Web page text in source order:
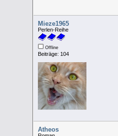
Mieze1965
Perlen-Reihe
Offline
Beiträge: 104
Atheos